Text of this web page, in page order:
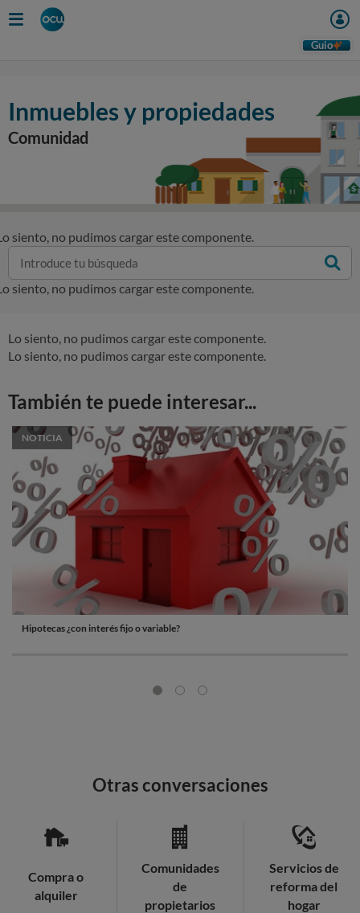
Guio
Inmuebles y propiedades
Comunidad
siento, no pudimos cargar este componente.
siento, no pudimos cargar este componente.
Lo siento, no pudimos cargar este componente.
Lo siento, no pudimos cargar este componente.
También te puede interesar...
NOTICIA
Hipotecas ¿con interés fijo o variable?
Otras conversaciones
Compra o
alquiler
Comunidades
de
propietarios
Servicios de
reforma del
hogar